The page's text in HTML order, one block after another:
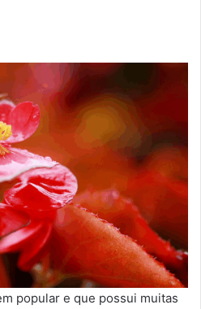
popular e que possui muitas